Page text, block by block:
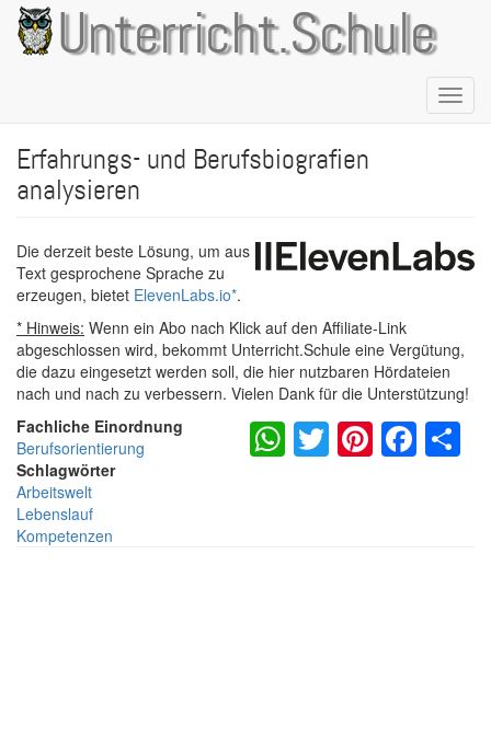
Direkt
zum
Inhalt
Unterricht.Schule
Erfahrungs- und Berufsbiografien
analysieren
Die derzeit beste Lösung, um aus
Text gesprochene Sprache zu
erzeugen, bietet ElevenLabs.io*.
* Hinweis: Wenn ein Abo nach Klick auf den Affiliate-Link
abgeschlossen wird, bekommt Unterricht.Schule eine Vergütung,
die dazu eingesetzt werden soll, die hier nutzbaren Hördateien
nach und nach zu verbessern. Vielen Dank für die Unterstützung!
Fachliche Einordnung
Berufsorientierung
Schlagwörter
Arbeitswelt
Lebenslauf
Kompetenzen
WhatsApp
Twitter